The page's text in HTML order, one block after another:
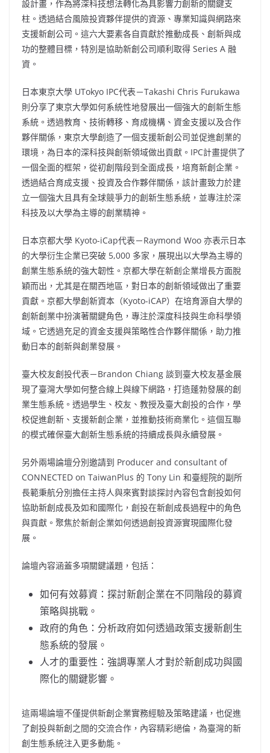
設計畫，作為將深科技想法轉化為具影響力創新的關鍵支
柱。透過結合風險投資夥伴提供的資源、專業知識與網路來
支援新創公司。這六大要素各自貢獻於推動成長、創新與成
功的整體目標，特別是協助新創公司順利取得 Series A 融
資。
日本東京大學 UTokyo IPC代表－Takashi Chris Furukawa
則分享了東京大學如何系統性地發展出一個強大的創新生態
系統。透過教育、技術轉移、育成機構、資金支援以及合作
夥伴關係，東京大學創造了一個支援新創公司並促進創業的
環境，為日本的深科技與創新領域做出貢獻。IPC計畫提供了
一個全面的框架，從初創階段到全面成長，培育新創企業。
透過結合育成支援、投資及合作夥伴關係，該計畫致力於建
立一個強大且具有全球競爭力的創新生態系統，並專注於深
科技及以大學為主導的創業精神。
日本京都大學 Kyoto-iCap代表－Raymond Woo 亦表示日本
的大學衍生企業已突破 5,000 多家，展現出以大學為主導的
創業生態系統的強大韌性。京都大學在新創企業增長方面脫
穎而出，尤其是在關西地區，對日本的創新領域做出了重要
貢獻。京都大學創新資本（Kyoto-iCAP）在培育源自大學的
創新創業中扮演著關鍵角色，專注於深度科技與生命科學領
域。它透過充足的資金支援與策略性合作夥伴關係，助力推
動日本的創新與創業發展。
臺大校友創投代表－Brandon Chiang 談到臺大校友基金展
現了臺灣大學如何整合線上與線下網路，打造蓬勃發展的創
業生態系統。透過學生、校友、教授及臺大創投的合作，學
校促進創新、支援新創企業，並推動技術商業化。這個互聯
的模式確保臺大創新生態系統的持續成長與永續發展。
另外兩場論壇分別邀請到 Producer and consultant of
CONNECTED on TaiwanPlus 的 Tony Lin 和臺經院的副所
長範秉航分別擔任主持人與來賓對談探討內容包含創投如何
協助新創成長及如和國際化，創投在新創成長過程中的角色
與貢獻。聚焦於新創企業如何透過創投資源實現國際化發
展。
論壇內容涵蓋多項關鍵議題，包括：
如何有效募資：探討新創企業在不同階段的募資
策略與挑戰。
政府的角色：分析政府如何透過政策支援新創生
態系統的發展。
人才的重要性：強調專業人才對於新創成功與國
際化的關鍵影響。
這兩場論壇不僅提供新創企業實務經驗及策略建議，也促進
了創投與新創之間的交流合作，內容精彩絕倫，為臺灣的新
創生態系統注入更多動能。